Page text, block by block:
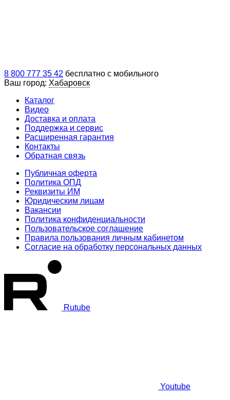
8 800 777 35 42 бесплатно с мобильного
Ваш город: Хабаровск
Каталог
Видео
Доставка и оплата
Поддержка и сервис
Расширенная гарантия
Контакты
Обратная связь
Публичная оферта
Политика ОПД
Реквизиты ИМ
Юридическим лицам
Вакансии
Политика конфиденциальности
Пользовательское соглашение
Правила пользования личным кабинетом
Согласие на обработку персональных данных
Rutube
Youtube